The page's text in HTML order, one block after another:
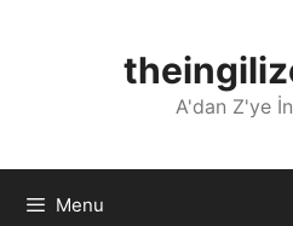
A'dan Z'ye
Menu